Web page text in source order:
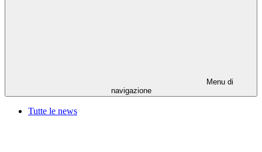
Menu di
navigazione
Tutte le news